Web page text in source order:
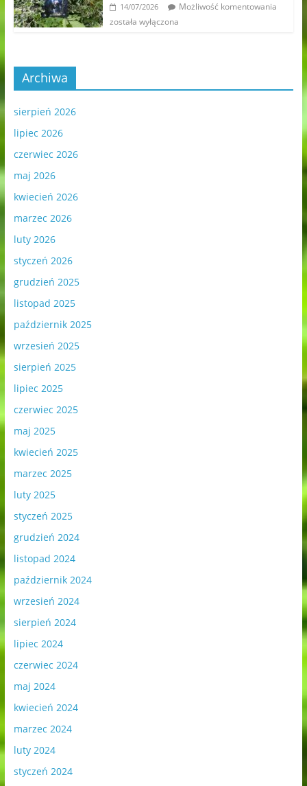
14/07/2026
Możliwość komentowania
została wyłączona
Archiwa
sierpień 2026
lipiec 2026
czerwiec 2026
maj 2026
kwiecień 2026
marzec 2026
luty 2026
styczeń 2026
grudzień 2025
listopad 2025
październik 2025
wrzesień 2025
sierpień 2025
lipiec 2025
czerwiec 2025
maj 2025
kwiecień 2025
marzec 2025
luty 2025
styczeń 2025
grudzień 2024
listopad 2024
październik 2024
wrzesień 2024
sierpień 2024
lipiec 2024
czerwiec 2024
maj 2024
kwiecień 2024
marzec 2024
luty 2024
styczeń 2024